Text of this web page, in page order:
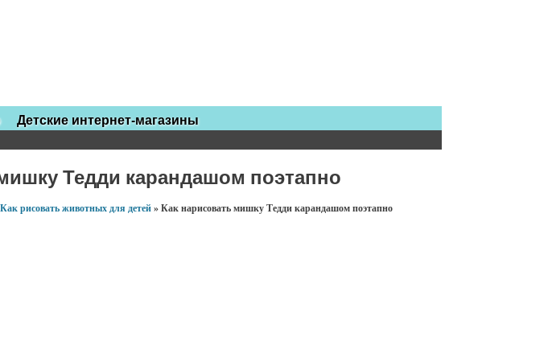
Детские интернет-магазины
Тедди карандашом поэтапно
Как рисовать животных для детей » Как нарисовать мишку Тедди карандашом поэтапно